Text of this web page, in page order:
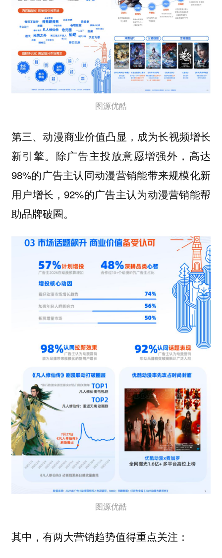
图源优酷
第三、动漫商业价值凸显，成为长视频增长
新引擎。 除广告主投放意愿增强外，高达
98%的广告主认同动漫营销能带来规模化新
用户增长，92%的广告主认为动漫营销能帮
助品牌破圈。
图源优酷
其中，有两大营销趋势值得重点关注：